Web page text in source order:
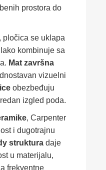
prostora do
, pločica se uklapa
kombinuje sa
Mat završna
vizuelni
obezbeđuju
izgled poda.
, Carpenter
i dugotrajnu
struktura daje
u materijalu,
frekventne